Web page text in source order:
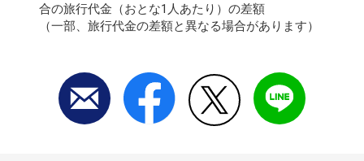
合の旅行代金（おとな1人あたり）の差額
（一部、旅行代金の差額と異なる場合があります）